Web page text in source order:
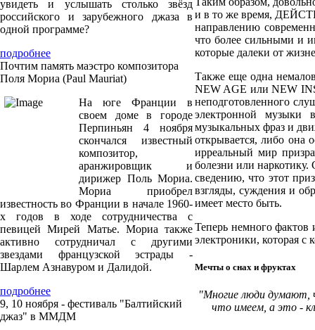
увидеть и услышать столько звёзд
российского и зарубежного джаза в
одной программе?
подробнее
Почтим память маэстро композитора
Поля Мориа (Paul Mauriat)
На юге Франции в
своем доме в городе
Перпиньян 4 ноября
скончался известный
композитор,
аранжировщик и
дирижер Поль Мориа.
Мориа приобрел
известность во Франции в начале 1960-
х годов в ходе сотрудничества с
певицей Мирей Матье. Мориа также
активно сотрудничал с другими
звездами французской эстрады -
Шарлем Азнавуром и Далидой.
подробнее
9, 10 ноября - фестиваль "Балтийский
джаз" в ММДМ
и в то же время,
направлению
что более сильными и
которые далеки от
Также еще одна
NEW AGE или NEW
неподготовленного
электронной музыки
музыкальных фраз и
открывается, либо она
ирреальный мир
болезни или
сведению, что этот
взгляды, суждения и
имеет место быть.
Теперь немного фактов
электроники, которая с
Мечты о снах и фруктах
"Многие люди думают,
что имеем, а это -